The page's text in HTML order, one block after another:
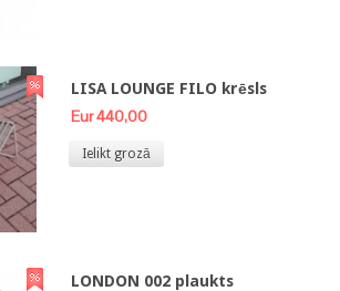
LISA LOUNGE FILO krēsls
Eur 440,00
Ielikt grozā
LONDON 002 plaukts